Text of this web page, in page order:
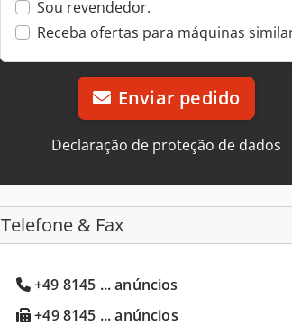
Sou revendedor.
Receba ofertas para máquinas
Enviar pedido
Declaração de proteção de dados
Telefone & Fax
+49 8145 ... anúncios
+49 8145 ... anúncios